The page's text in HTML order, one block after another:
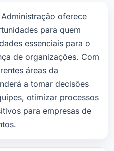
oferece
para quem
essenciais para o
de organizações. Com
áreas da
a tomar decisões
otimizar processos
para empresas de